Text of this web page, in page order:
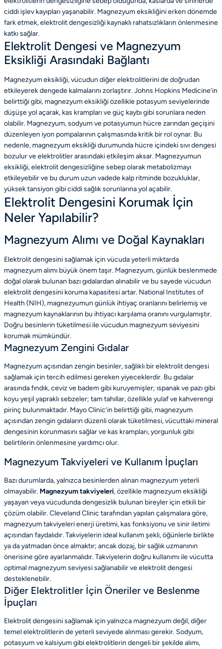
ciddi işlev kayıpları yaşanabilir. Magnezyum eksikliğini erken dönemde
fark etmek, elektrolit dengesizliği kaynaklı rahatsızlıkların önlenmesine
katkı sağlar.
Elektrolit Dengesi ve Magnezyum
Eksikliği Arasındaki Bağlantı
Magnezyum eksikliği, vücudun diğer elektrolitlerini de doğrudan
etkileyerek dengede kalmalarını zorlaştırır. Johns Hopkins Medicine’in
belirttiği gibi, magnezyum eksikliği özellikle potasyum seviyelerinde
düşüşe yol açarak, kas krampları ve güç kaybı gibi sorunlara neden
olabilir. Magnezyum, sodyum ve potasyumun hücre zarından geçişini
düzenleyen iyon pompalarının çalışmasında kritik bir rol oynar. Bu
nedenle, magnezyum eksikliği durumunda hücre içindeki sıvı dengesi
bozulur ve elektrolitler arasındaki etkileşim aksar. Magnezyumun
eksikliği, elektrolit dengesizliğine sebep olarak metabolizmayı
etkileyebilir ve bu durum uzun vadede kalp ritminde bozukluklar,
yüksek tansiyon gibi ciddi sağlık sorunlarına yol açabilir.
Elektrolit Dengesini Korumak İçin
Neler Yapılabilir?
Magnezyum Alımı ve Doğal Kaynakları
Elektrolit dengesini sağlamak için vücuda yeterli miktarda
magnezyum alımı büyük önem taşır. Magnezyum, günlük beslenmede
doğal olarak bulunan bazı gıdalardan alınabilir ve bu sayede vücudun
elektrolit dengesini koruma kapasitesi artar. National Institutes of
Health (NIH), magnezyumun günlük ihtiyaç oranlarını belirlemiş ve
magnezyum kaynaklarının bu ihtiyacı karşılama oranını vurgulamıştır.
Doğru besinlerin tüketilmesi ile vücudun magnezyum seviyesini
korumak mümkündür.
Magnezyum Zengini Gıdalar
Magnezyum açısından zengin besinler, sağlıklı bir elektrolit dengesi
sağlamak için tercih edilmesi gereken yiyeceklerdir. Bu gıdalar
arasında fındık, ceviz ve badem gibi kuruyemişler; ıspanak ve pazı gibi
koyu yeşil yapraklı sebzeler; tam tahıllar, özellikle yulaf ve kahverengi
pirinç bulunmaktadır. Mayo Clinic’in belirttiği gibi, magnezyum
açısından zengin gıdaların düzenli olarak tüketilmesi, vücuttaki mineral
dengesinin korunmasını sağlar ve kas krampları, yorgunluk gibi
belirtilerin önlenmesine yardımcı olur.
Magnezyum Takviyeleri ve Kullanım İpuçları
Bazı durumlarda, yalnızca besinlerden alınan magnezyum yeterli
olmayabilir. Magnezyum takviyeleri, özellikle magnezyum eksikliği
yaşayan veya vücudunda dengesizlik bulunan bireyler için etkili bir
çözüm olabilir. Cleveland Clinic tarafından yapılan çalışmalara göre,
magnezyum takviyeleri enerji üretimi, kas fonksiyonu ve sinir iletimi
açısından faydalıdır. Takviyelerin ideal kullanım şekli, öğünlerle birlikte
ya da yatmadan önce almaktır; ancak dozaj, bir sağlık uzmanının
önerisine göre ayarlanmalıdır. Takviyelerin doğru kullanımı ile vücutta
optimal magnezyum seviyesi sağlanabilir ve elektrolit dengesi
desteklenebilir.
Diğer Elektrolitler İçin Öneriler ve Beslenme
İpuçları
Elektrolit dengesini sağlamak için yalnızca magnezyum değil, diğer
temel elektrolitlerin de yeterli seviyede alınması gerekir. Sodyum,
potasyum ve kalsiyum gibi elektrolitlerin dengeli bir şekilde alımı,